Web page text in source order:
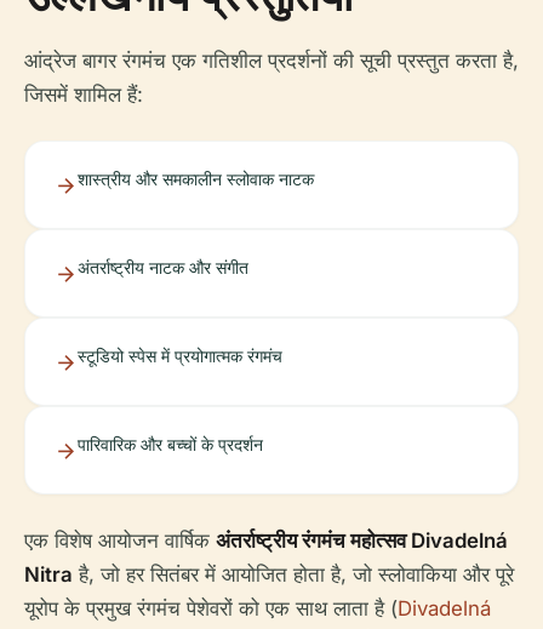
आंद्रेज बागर रंगमंच एक गतिशील प्रदर्शनों की सूची प्रस्तुत करता है,
जिसमें शामिल हैं:
शास्त्रीय और समकालीन स्लोवाक नाटक
अंतर्राष्ट्रीय नाटक और संगीत
स्टूडियो स्पेस में प्रयोगात्मक रंगमंच
पारिवारिक और बच्चों के प्रदर्शन
एक विशेष आयोजन वार्षिक अंतर्राष्ट्रीय रंगमंच महोत्सव Divadelná
Nitra है, जो हर सितंबर में आयोजित होता है, जो स्लोवाकिया और पूरे
यूरोप के प्रमुख रंगमंच पेशेवरों को एक साथ लाता है (Divadelná